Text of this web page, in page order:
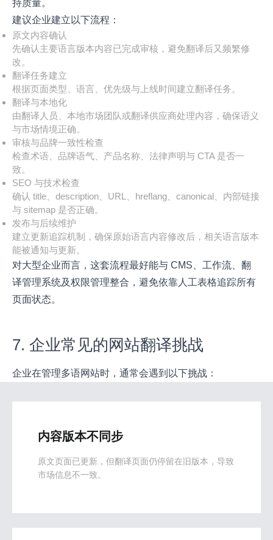
持质量。
建议企业建立以下流程：
原文内容确认
先确认主要语言版本内容已完成审核，避免翻译后又频繁修
改。
翻译任务建立
根据页面类型、语言、优先级与上线时间建立翻译任务。
翻译与本地化
由翻译人员、本地市场团队或翻译供应商处理内容，确保语义
与市场情境正确。
审核与品牌一致性检查
检查术语、品牌语气、产品名称、法律声明与 CTA 是否一
致。
SEO 与技术检查
确认 title、description、URL、hreflang、canonical、内部链接
与 sitemap 是否正确。
发布与后续维护
建立更新追踪机制，确保原始语言内容修改后，相关语言版本
能被通知与更新。
对大型企业而言，这套流程最好能与 CMS、工作流、翻
译管理系统及权限管理整合，避免依靠人工表格追踪所有
页面状态。
7. 企业常见的网站翻译挑战
企业在管理多语网站时，通常会遇到以下挑战：
内容版本不同步
原文页面已更新，但翻译页面仍停留在旧版本，导致
市场信息不一致。